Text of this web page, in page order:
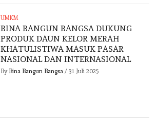
UMKM
BINA BANGUN BANGSA DUKUNG
PRODUK DAUN KELOR MERAH
KHATULISTIWA MASUK PASAR
NASIONAL DAN INTERNASIONAL
By Bina Bangun Bangsa / 31 Juli 2025